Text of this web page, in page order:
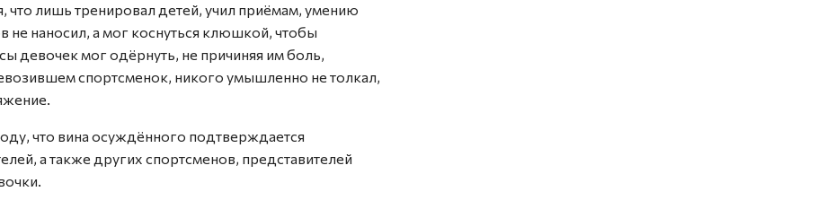
лишь тренировал детей, учил приёмам, умению
наносил, а мог коснуться клюшкой, чтобы
девочек мог одёрнуть, не причиняя им боль,
спортсменок, никого умышленно не толкал,
что вина осуждённого подтверждается
а также других спортсменов, представителей